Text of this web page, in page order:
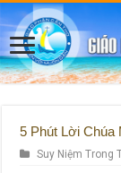
5 Phút Lời Chúa
Suy Niệm Trong